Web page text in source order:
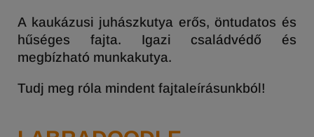
A kaukázusi juhászkutya erős, öntudatos és
hűséges fajta. Igazi családvédő és
megbízható munkakutya.
Tudj meg róla mindent fajtaleírásunkból!